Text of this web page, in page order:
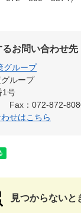
お問い合わせ先
グループ
ループ
1号
Fax：072-872-
せはこちら
見つからないと